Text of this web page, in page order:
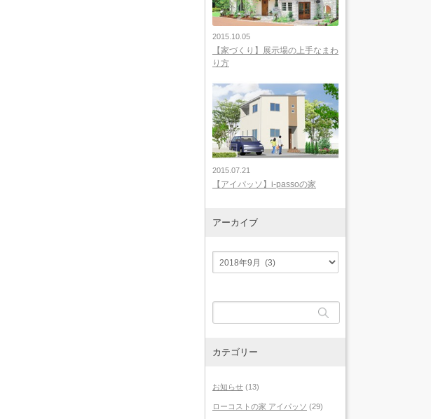
2015.10.05
【家づくり】展示場の上手なまわ
り方
2015.07.21
【アイパッソ】i-passoの家
アーカイブ
カテゴリー
お知らせ (13)
ローコストの家 アイパッソ (29)